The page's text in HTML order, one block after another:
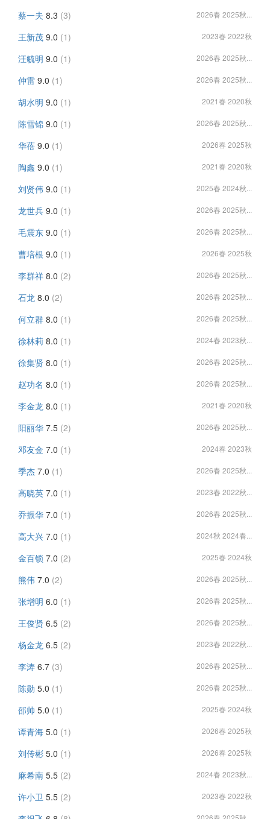
蔡一夫 8.3 (3) 2026春 2025秋...
王新茂 9.0 (1) 2023春 2022秋
汪毓明 9.0 (1) 2026春 2025秋...
仲雷 9.0 (1) 2026春 2025秋...
胡水明 9.0 (1) 2021春 2020秋
陈雪锦 9.0 (1) 2026春 2025秋...
华蓓 9.0 (1) 2026春 2025秋
陶鑫 9.0 (1) 2021春 2020秋
刘贤伟 9.0 (1) 2025春 2024秋...
龙世兵 9.0 (1) 2026春 2025秋...
毛震东 9.0 (1) 2026春 2025秋...
曹培根 9.0 (1) 2026春 2025秋
李群祥 8.0 (2) 2026春 2025秋...
石龙 8.0 (2) 2026春 2025秋...
何立群 8.0 (1) 2026春 2025秋...
徐林莉 8.0 (1) 2024春 2023秋...
徐集贤 8.0 (1) 2026春 2025秋...
赵功名 8.0 (1) 2026春 2025秋...
李金龙 8.0 (1) 2021春 2020秋
阳丽华 7.5 (2) 2026春 2025秋...
邓友金 7.0 (1) 2024春 2023秋
季杰 7.0 (1) 2026春 2025秋...
高晓英 7.0 (1) 2023春 2022秋...
乔振华 7.0 (1) 2026春 2025秋...
高大兴 7.0 (1) 2024秋 2024春...
金百锁 7.0 (2) 2025春 2024秋
熊伟 7.0 (2) 2026春 2025秋...
张增明 6.0 (1) 2026春 2025秋...
王俊贤 6.5 (2) 2026春 2025秋...
杨金龙 6.5 (2) 2023春 2022秋...
李涛 6.7 (3) 2026春 2025秋...
陈勋 5.0 (1) 2026春 2025秋...
邵帅 5.0 (1) 2025春 2024秋
谭青海 5.0 (1) 2026春 2025秋
刘传彬 5.0 (1) 2026春 2025秋
麻希南 5.5 (2) 2024春 2023秋...
许小卫 5.5 (2) 2023春 2022秋